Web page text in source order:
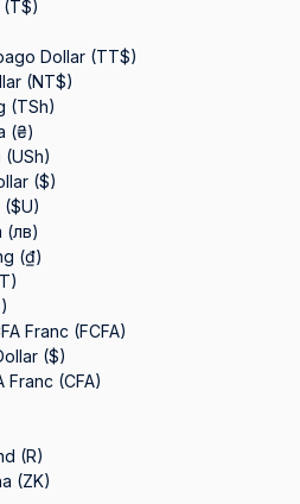
(T$)
Dollar (TT$)
(NT$)
(TSh)
(₴)
(USh)
($)
($U)
(лв)
(₫)
Franc (FCFA)
($)
Franc (CFA)
(R)
(ZK)